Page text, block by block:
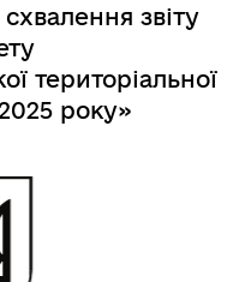
звіту
територіальної
року»